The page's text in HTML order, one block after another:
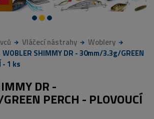
Vláčecí nástrahy
Woblery
WOBLER SHIMMY DR - 30mm/3.3g/GREEN
- 1 ks
DR -
PERCH - PLOVOUCÍ